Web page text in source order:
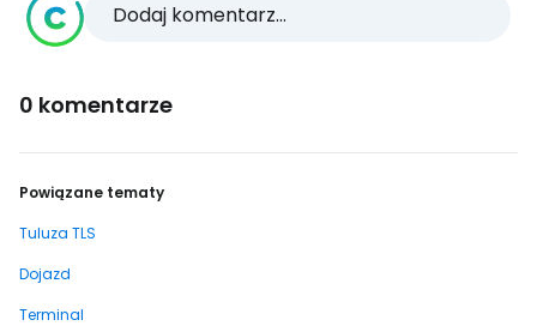
Dodaj komentarz...
0 komentarze
Powiązane tematy
Tuluza TLS
Dojazd
Terminal